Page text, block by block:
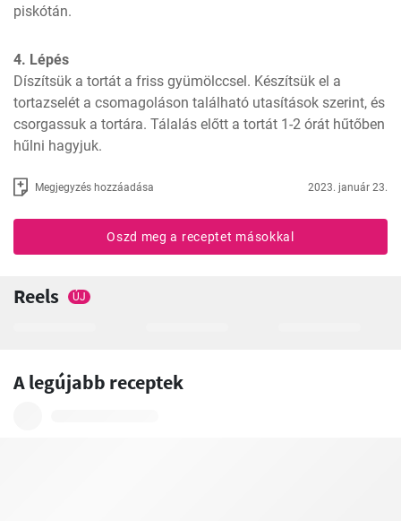
piskótán.
4. Lépés
Díszítsük a tortát a friss gyümölccsel. Készítsük el a
tortazselét a csomagoláson található utasítások szerint, és
csorgassuk a tortára. Tálalás előtt a tortát 1-2 órát hűtőben
hűlni hagyjuk.
Megjegyzés hozzáadása 2023. január 23.
Oszd meg a receptet másokkal
Reels ÚJ
A legújabb receptek